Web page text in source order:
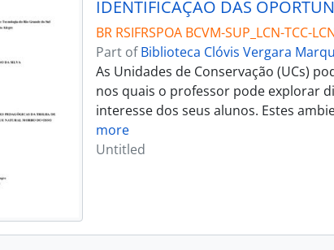
BR RSIFRSPOA BCVM-SUP_LCN-TCC-
Part ofBiblioteca Clóvis Vergara
As Unidades de Conservação (UCs)
nos quais o professor pode explorar
interesse dos seus alunos. Estes
more
Untitled